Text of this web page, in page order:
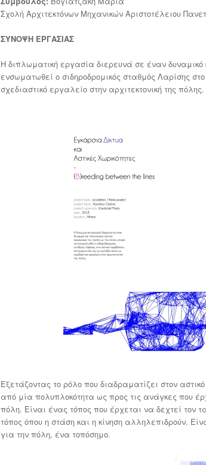
Σχολή Αρχιτεκτόνων Μηχανικών Αριστοτέλειου
ΣΥΝΟΨΗ ΕΡΓΑΣΙΑΣ
Η διπλωματική εργασία διερευνά σε έναν
ενσωματωθεί ο σιδηροδρομικός σταθμός Λαρίσης
σχεδιαστικό εργαλείο στην αρχιτεκτονική της πόλης.
Εξετάζοντας το ρόλο που διαδραματίζει στον
από μία πολυπλοκότητα ως προς τις ανάγκες που
πόλη. Είναι ένας τόπος που έρχεται να δεχτεί τον
τόπος όπου η στάση και η κίνηση αλληλεπιδρούν.
για την πόλη, ένα τοπόσημο.